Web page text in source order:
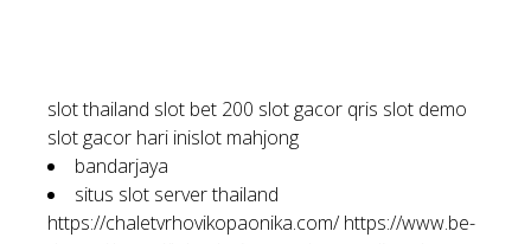
slot thailand slot bet 200 slot gacor qris slot demo
slot gacor hari inislot mahjong
bandarjaya
situs slot server thailand
https://chaletvrhovikopaonika.com/ https://www.be-